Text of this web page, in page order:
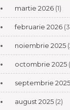
martie 2026 (1)
februarie 2026
noiembrie 2025
octombrie 2025
septembrie 2025
august 2025 (2)